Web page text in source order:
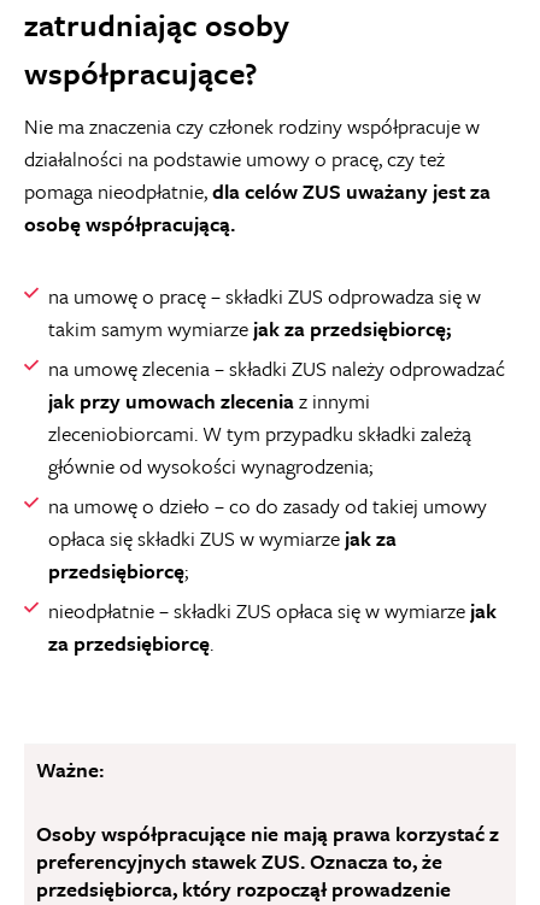
zatrudniając osoby
współpracujące?
Nie ma znaczenia czy członek rodziny współpracuje w
działalności na podstawie umowy o pracę, czy też
pomaga nieodpłatnie,dla celów ZUS uważany jest za
osobę współpracującą.
na umowę o pracę – składki ZUS odprowadza się w
takim samym wymiarze jak za przedsiębiorcę;
na umowę zlecenia – składki ZUS należy odprowadzać
jak przy umowach zleceniaz innymi
zleceniobiorcami. W tym przypadku składki zależą
głównie od wysokości wynagrodzenia;
na umowę o dzieło – co do zasady od takiej umowy
opłaca się składki ZUS w wymiarze jak za
przedsiębiorcę;
nieodpłatnie – składki ZUS opłaca się w wymiarze jak
za przedsiębiorcę.
Ważne:
Osoby współpracujące nie mają prawa korzystać z
preferencyjnych stawek ZUS.Oznacza to, że
przedsiębiorca, który rozpoczął prowadzenie